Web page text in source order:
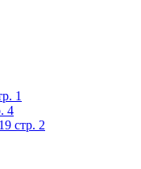
1
4
стр. 2